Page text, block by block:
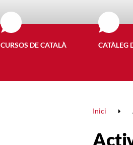
CURSOS DE CATALÀ CATÀLEG
Inici